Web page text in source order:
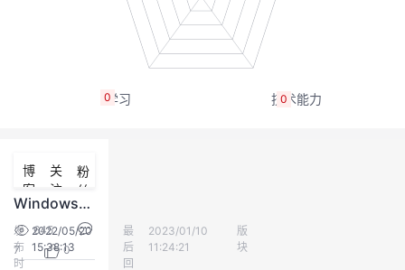
注
验
收
议
0
0
博
客
关
注
粉
丝
Windows下配置ODBC数据源
发
布
时
2022/05/20
15:38:13
最
后
回
yd_223290005
2023/01/10
11:24:21
版
块
645
7
0